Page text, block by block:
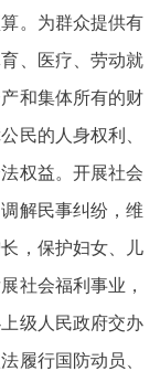
。为群众提供有
、医疗、劳动就
和集体所有的财
民的人身权利、
权益。开展社会
解民事纠纷，维
，保护妇女、儿
社会福利事业，
级人民政府交办
履行国防动员、